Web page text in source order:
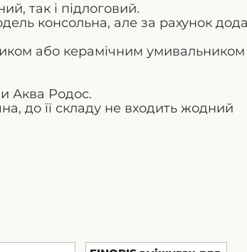
так і підлоговий.
консольна, але за рахунок
або керамічним умивальником
Аква Родос.
до її складу не входить жодний